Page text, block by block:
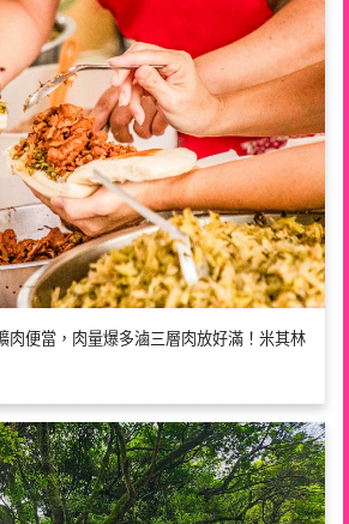
肉便當，肉量爆多滷三層肉放好滿！米其林